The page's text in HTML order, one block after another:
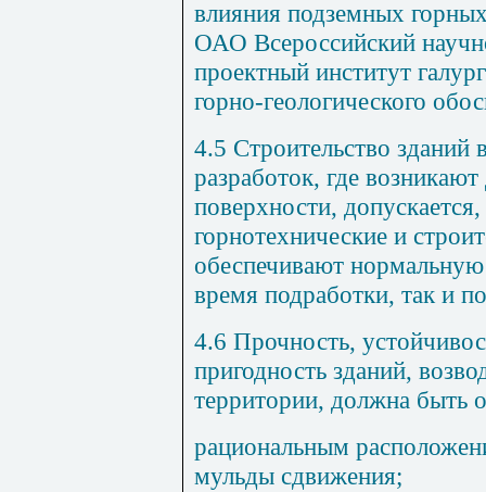
влияния подземных
ОАО Всероссийский
проектный институт
горно-геологического
4.5 Строительство зданий
разработок, где
поверхности,
горнотехнические и
обеспечивают
время подработки, так и
4.6 Прочность,
пригодность зданий,
территории, должна быть
рациональным
мульды сдвижения;